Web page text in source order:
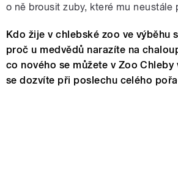
o ně brousit zuby, které mu neustále
Kdo žije v chlebské zoo ve výběhu
proč u medvědů narazíte na
co nového se můžete v Zoo
se dozvíte při poslechu celého